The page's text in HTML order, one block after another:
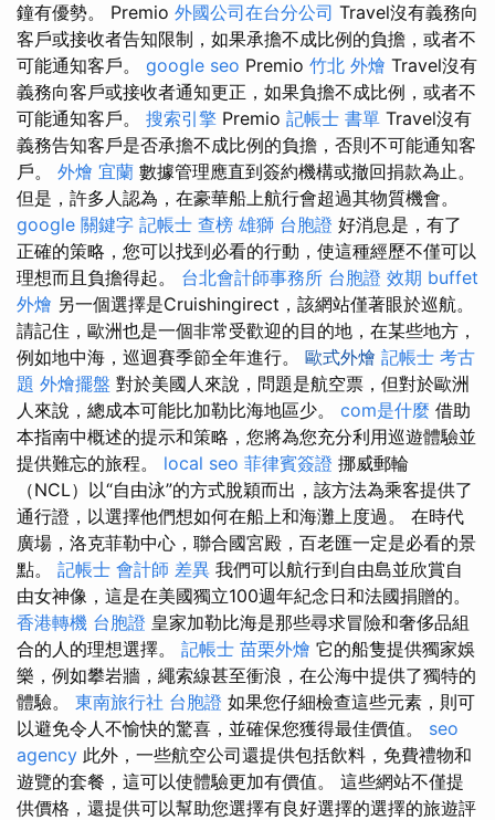
鐘有優勢。 Premio 外國公司在台分公司 Travel沒有義務向
客戶或接收者告知限制，如果承擔不成比例的負擔，或者不
可能通知客戶。 google seo Premio 竹北 外燴 Travel沒有
義務向客戶或接收者通知更正，如果負擔不成比例，或者不
可能通知客戶。 搜索引擎 Premio 記帳士 書單 Travel沒有
義務告知客戶是否承擔不成比例的負擔，否則不可能通知客
戶。 外燴 宜蘭 數據管理應直到簽約機構或撤回捐款為止。
但是，許多人認為，在豪華船上航行會超過其物質機會。
google 關鍵字 記帳士 查榜 雄獅 台胞證 好消息是，有了
正確的策略，您可以找到必看的行動，使這種經歷不僅可以
理想而且負擔得起。 台北會計師事務所 台胞證 效期 buffet
外燴 另一個選擇是Cruishingirect，該網站僅著眼於巡航。
請記住，歐洲也是一個非常受歡迎的目的地，在某些地方，
例如地中海，巡迴賽季節全年進行。 歐式外燴 記帳士 考古
題 外燴擺盤 對於美國人來說，問題是航空票，但對於歐洲
人來說，總成本可能比加勒比海地區少。 com是什麼 借助
本指南中概述的提示和策略，您將為您充分利用巡遊體驗並
提供難忘的旅程。 local seo 菲律賓簽證 挪威郵輪
（NCL）以“自由泳”的方式脫穎而出，該方法為乘客提供了
通行證，以選擇他們想如何在船上和海灘上度過。 在時代
廣場，洛克菲勒中心，聯合國宮殿，百老匯一定是必看的景
點。 記帳士 會計師 差異 我們可以航行到自由島並欣賞自
由女神像，這是在美國獨立100週年紀念日和法國捐贈的。
香港轉機 台胞證 皇家加勒比海是那些尋求冒險和奢侈品組
合的人的理想選擇。 記帳士 苗栗外燴 它的船隻提供獨家娛
樂，例如攀岩牆，繩索線甚至衝浪，在公海中提供了獨特的
體驗。 東南旅行社 台胞證 如果您仔細檢查這些元素，則可
以避免令人不愉快的驚喜，並確保您獲得最佳價值。 seo
agency 此外，一些航空公司還提供包括飲料，免費禮物和
遊覽的套餐，這可以使體驗更加有價值。 這些網站不僅提
供價格，還提供可以幫助您選擇有良好選擇的選擇的旅遊評